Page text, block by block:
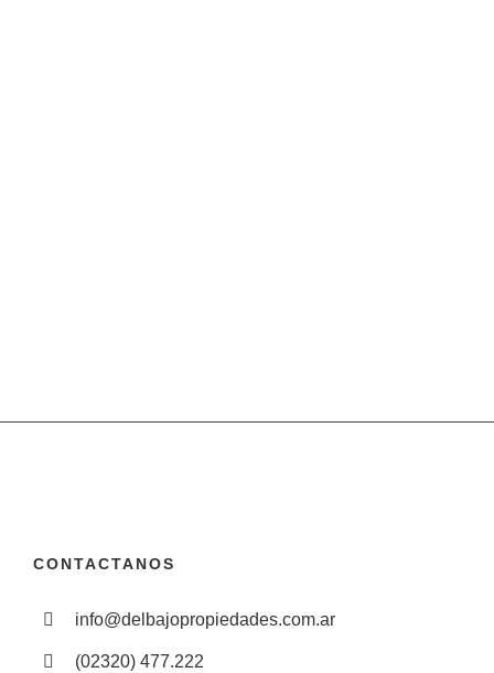
CONTACTANOS
info@delbajopropiedades.com.ar
(02320) 477.222